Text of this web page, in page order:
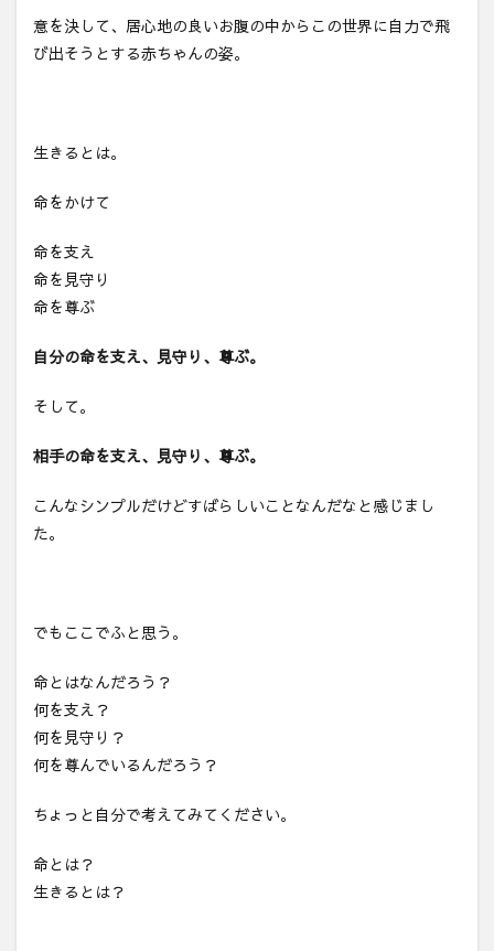
意を決して、居心地の良いお腹の中からこの世界に自力で飛
び出そうとする赤ちゃんの姿。
生きるとは。
命をかけて
命を支え
命を見守り
命を尊ぶ
自分の命を支え、見守り、尊ぶ。
そして。
相手の命を支え、見守り、尊ぶ。
こんなシンプルだけどすばらしいことなんだなと感じまし
た。
でもここでふと思う。
命とはなんだろう？
何を支え？
何を見守り？
何を尊んでいるんだろう？
ちょっと自分で考えてみてください。
命とは？
生きるとは？